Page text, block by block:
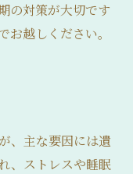
の対策が大切です
越しください。
、主な要因には遺
、ストレスや睡眠